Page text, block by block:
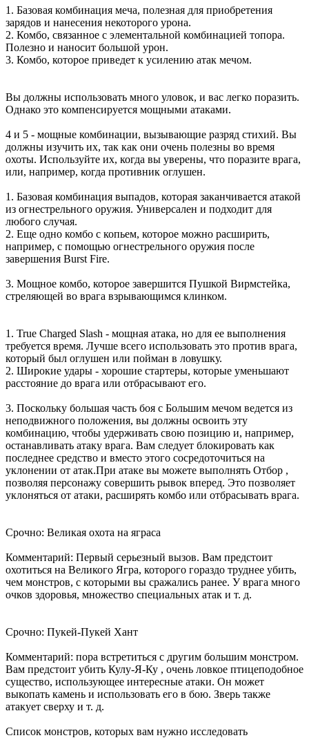
1. Базовая комбинация меча, полезная для приобретения
зарядов и нанесения некоторого урона.
2. Комбо, связанное с элементальной комбинацией топора.
Полезно и наносит большой урон.
3. Комбо, которое приведет к усилению атак мечом.
Вы должны использовать много уловок, и вас легко поразить.
Однако это компенсируется мощными атаками.
4 и 5 - мощные комбинации, вызывающие разряд стихий. Вы
должны изучить их, так как они очень полезны во время
охоты. Используйте их, когда вы уверены, что поразите врага,
или, например, когда противник оглушен.
1. Базовая комбинация выпадов, которая заканчивается атакой
из огнестрельного оружия. Универсален и подходит для
любого случая.
2. Еще одно комбо с копьем, которое можно расширить,
например, с помощью огнестрельного оружия после
завершения Burst Fire.
3. Мощное комбо, которое завершится Пушкой Вирмстейка,
стреляющей во врага взрывающимся клинком.
1. True Charged Slash - мощная атака, но для ее выполнения
требуется время. Лучше всего использовать это против врага,
который был оглушен или пойман в ловушку.
2. Широкие удары - хорошие стартеры, которые уменьшают
расстояние до врага или отбрасывают его.
3. Поскольку большая часть боя с Большим мечом ведется из
неподвижного положения, вы должны освоить эту
комбинацию, чтобы удерживать свою позицию и, например,
останавливать атаку врага. Вам следует блокировать как
последнее средство и вместо этого сосредоточиться на
уклонении от атак.При атаке вы можете выполнять Отбор ,
позволяя персонажу совершить рывок вперед. Это позволяет
уклоняться от атаки, расширять комбо или отбрасывать врага.
Срочно: Великая охота на яграса
Комментарий: Первый серьезный вызов. Вам предстоит
охотиться на Великого Ягра, которого гораздо труднее убить,
чем монстров, с которыми вы сражались ранее. У врага много
очков здоровья, множество специальных атак и т. д.
Срочно: Пукей-Пукей Хант
Комментарий: пора встретиться с другим большим монстром.
Вам предстоит убить Кулу-Я-Ку , очень ловкое птицеподобное
существо, использующее интересные атаки. Он может
выкопать камень и использовать его в бою. Зверь также
атакует сверху и т. д.
Список монстров, которых вам нужно исследовать